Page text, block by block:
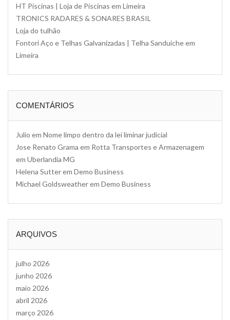
HT Piscinas | Loja de Piscinas em Limeira
TRONICS RADARES & SONARES BRASIL
Loja do tulhão
Fontori Aço e Telhas Galvanizadas | Telha Sanduiche em
Limeira
COMENTÁRIOS
Julio em Nome limpo dentro da lei liminar judicial
Jose Renato Grama em Rotta Transportes e Armazenagem
em Uberlandia MG
Helena Sutterem Demo Business
Michael Goldsweatherem Demo Business
ARQUIVOS
julho 2026
junho 2026
maio 2026
abril 2026
março 2026